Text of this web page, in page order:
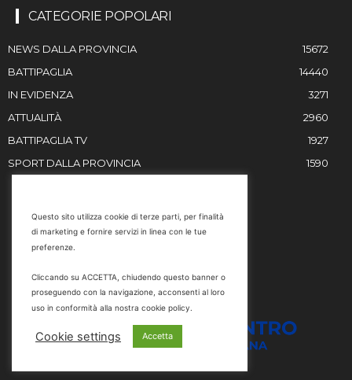
CATEGORIE POPOLARI
NEWS DALLA PROVINCIA
15672
BATTIPAGLIA
14440
IN EVIDENZA
3271
ATTUALITÀ
2960
BATTIPAGLIA TV
1927
SPORT DALLA PROVINCIA
1590
Email
marketing@battipaglia1929.it
carminegaldi@virgilio.it
Questo sito utilizza cookie di terze parti, per finalità
di marketing e fornire servizi in linea con le tue
preferenze.
Cliccando su ACCETTA, chiudendo questo banner o
proseguendo con la navigazione, acconsenti al loro
uso in conformità alla nostra cookie policy.
Cookie settings Accetta